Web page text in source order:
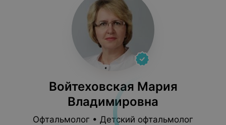
Войтеховская Мария
Владимировна
Офтальмолог • Детский офтальмолог